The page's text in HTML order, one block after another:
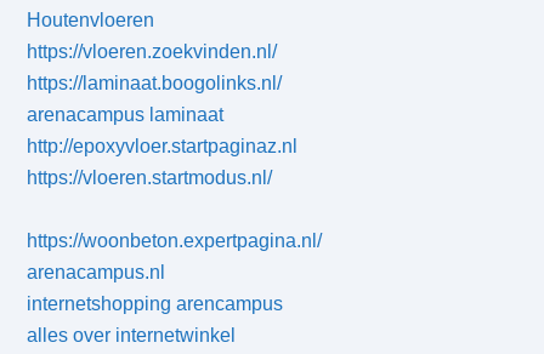
Houtenvloeren
https://vloeren.zoekvinden.nl/
https://laminaat.boogolinks.nl/
arenacampus laminaat
http://epoxyvloer.startpaginaz.nl
https://vloeren.startmodus.nl/
https://woonbeton.expertpagina.nl/
arenacampus.nl
internetshopping arencampus
alles over internetwinkel